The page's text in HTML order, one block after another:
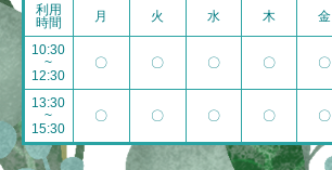
利用
時間
月 火 水 木 金
10:30
~
12:30
〇 〇 〇 〇 〇
13:30
~
15:30
〇 〇 〇 〇 〇